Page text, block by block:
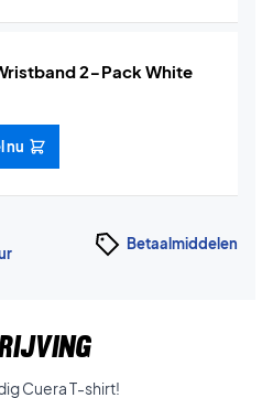
2-Pack White
nu
Betaalmiddelen
Cuera T-shirt!